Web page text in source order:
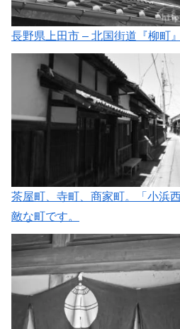
長野県上田市 – 北国街道『柳町
茶屋町、寺町、商家町。「小浜
敵な町です。